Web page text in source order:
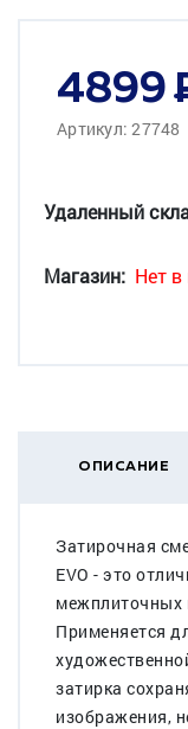
4899
Артикул: 27748
Удаленный
Магазин: Нет в
ОПИСАНИЕ
Затирочная
EVO - это
межплиточных
Применяется
затирка
изображения,